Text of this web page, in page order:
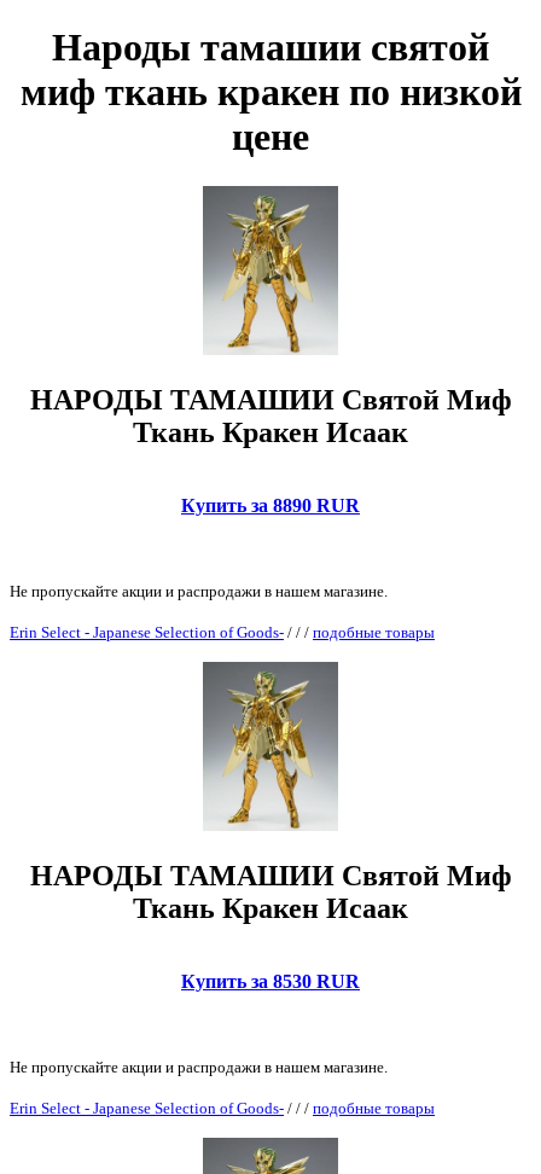
Народы тамашии святой
миф ткань кракен по низкой
цене
НАРОДЫ ТАМАШИИ Святой Миф
Ткань Кракен Исаак
Купить за 8890 RUR
Не пропускайте акции и распродажи в нашем магазине.
Erin Select - Japanese Selection of Goods- / / / подобные товары
НАРОДЫ ТАМАШИИ Святой Миф
Ткань Кракен Исаак
Купить за 8530 RUR
Не пропускайте акции и распродажи в нашем магазине.
Erin Select - Japanese Selection of Goods- / / / подобные товары